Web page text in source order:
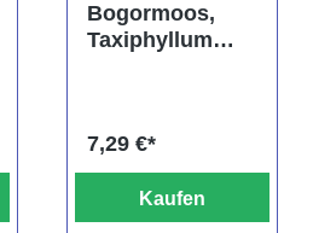
Bogormoos,
Taxiphyllum
7,29 €*
Kaufen